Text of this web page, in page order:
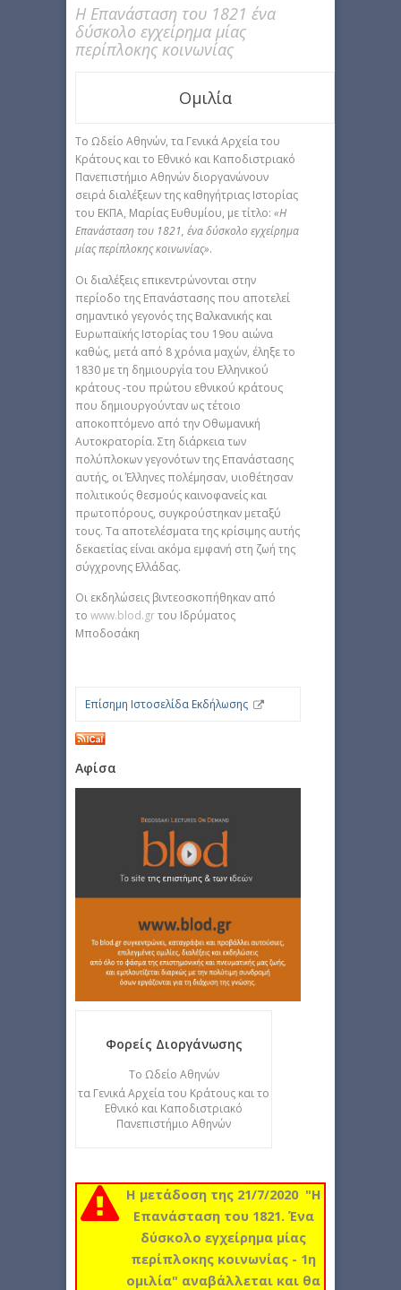
Η Επανάσταση του 1821 ένα
δύσκολο εγχείρημα μίας
περίπλοκης κοινωνίας
Ομιλία
Το Ωδείο Αθηνών, τα Γενικά Αρχεία του
Κράτους και το Εθνικό και Καποδιστριακό
Πανεπιστήμιο Αθηνών διοργανώνουν
σειρά διαλέξεων της καθηγήτριας Ιστορίας
του ΕΚΠΑ, Μαρίας Ευθυμίου, με τίτλο: «Η
Επανάσταση του 1821, ένα δύσκολο εγχείρημα
μίας περίπλοκης κοινωνίας».
Οι διαλέξεις επικεντρώνονται στην
περίοδο της Επανάστασης που αποτελεί
σημαντικό γεγονός της Βαλκανικής και
Ευρωπαϊκής Ιστορίας του 19ου αιώνα
καθώς, μετά από 8 χρόνια μαχών, έληξε το
1830 με τη δημιουργία του Ελληνικού
κράτους -του πρώτου εθνικού κράτους
που δημιουργούνταν ως τέτοιο
αποκοπτόμενο από την Οθωμανική
Αυτοκρατορία. Στη διάρκεια των
πολύπλοκων γεγονότων της Επανάστασης
αυτής, οι Έλληνες πολέμησαν, υιοθέτησαν
πολιτικούς θεσμούς καινοφανείς και
πρωτοπόρους, συγκρούστηκαν μεταξύ
τους. Τα αποτελέσματα της κρίσιμης αυτής
δεκαετίας είναι ακόμα εμφανή στη ζωή της
σύγχρονης Ελλάδας.
Οι εκδηλώσεις βιντεοσκοπήθηκαν από
το www.blod.grτου Ιδρύματος
Μποδοσάκη
Επίσημη Ιστοσελίδα Εκδήλωσης
Αφίσα
Φορείς Διοργάνωσης
Το Ωδείο Αθηνών
τα Γενικά Αρχεία του Κράτους και το
Εθνικό και Καποδιστριακό
Πανεπιστήμιο Αθηνών
Η μετάδοση της 21/7/2020 "Η
Επανάσταση του 1821. Ένα
δύσκολο εγχείρημα μίας
περίπλοκης κοινωνίας - 1η
ομιλία" αναβάλλεται και θα